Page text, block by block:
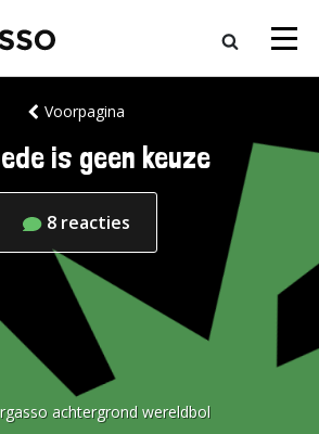
Voorpagina
is geen keuze
8 reacties
achtergrond wereldbol